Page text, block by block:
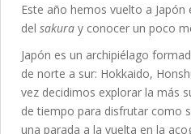
Este año hemos vuelto a
del sakura y conocer un poco
Japón es un archipiélago
de norte a sur: Hokkaido,
vez decidimos explorar la más
de tiempo para disfrutar como
una parada a la vuelta en la